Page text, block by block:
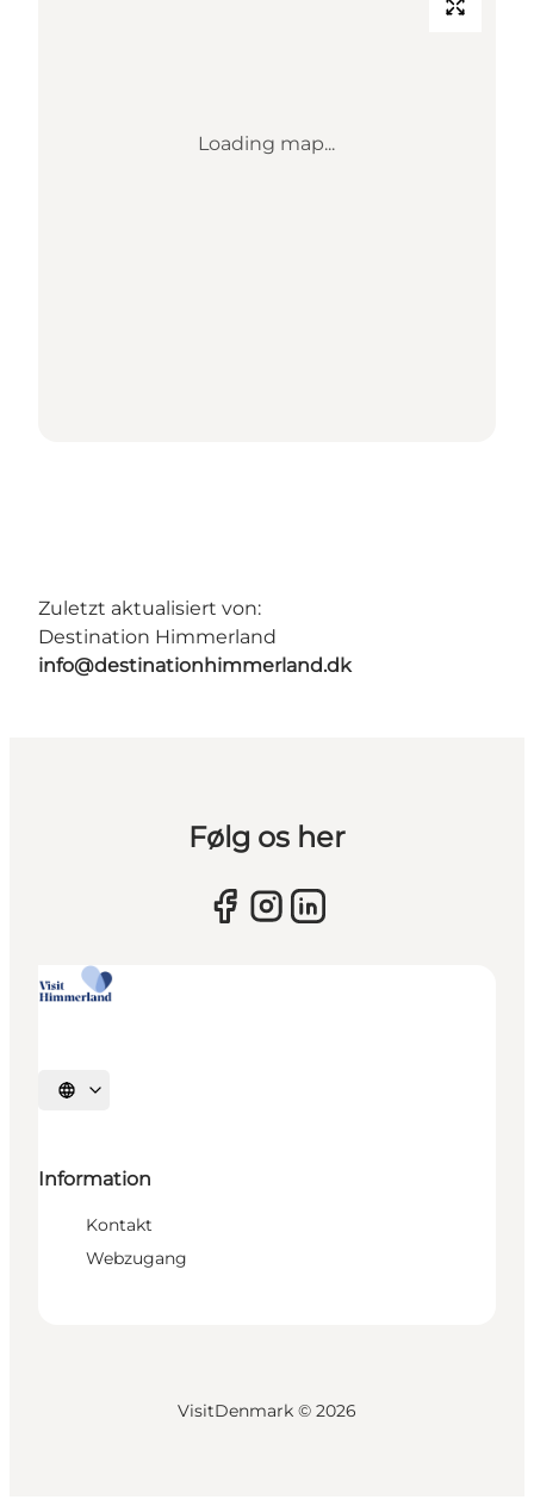
Loading map...
Zuletzt aktualisiert von:
Destination Himmerland
info@destinationhimmerland.dk
Følg os her
Sprache auswählen
Information
Kontakt
Webzugang
VisitDenmark © 2026